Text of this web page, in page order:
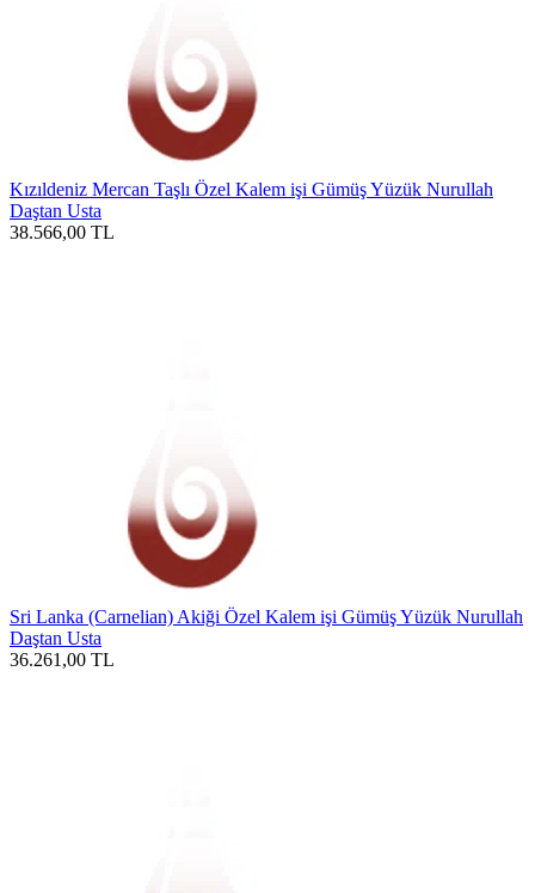
Kızıldeniz Mercan Taşlı Özel Kalem işi Gümüş Yüzük Nurullah
Daştan Usta
38.566,00 TL
Sri Lanka (Carnelian) Akiği Özel Kalem işi Gümüş Yüzük Nurullah
Daştan Usta
36.261,00 TL